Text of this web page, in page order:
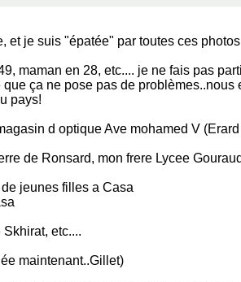
et je suis "épatée" par toutes ces
maman en 28, etc.... je ne fais pas
ça ne pose pas de
pays!
d optique Ave mohamed V
de Ronsard, mon frere Lycee
jeunes filles a Casa
etc....
maintenant..Gillet)